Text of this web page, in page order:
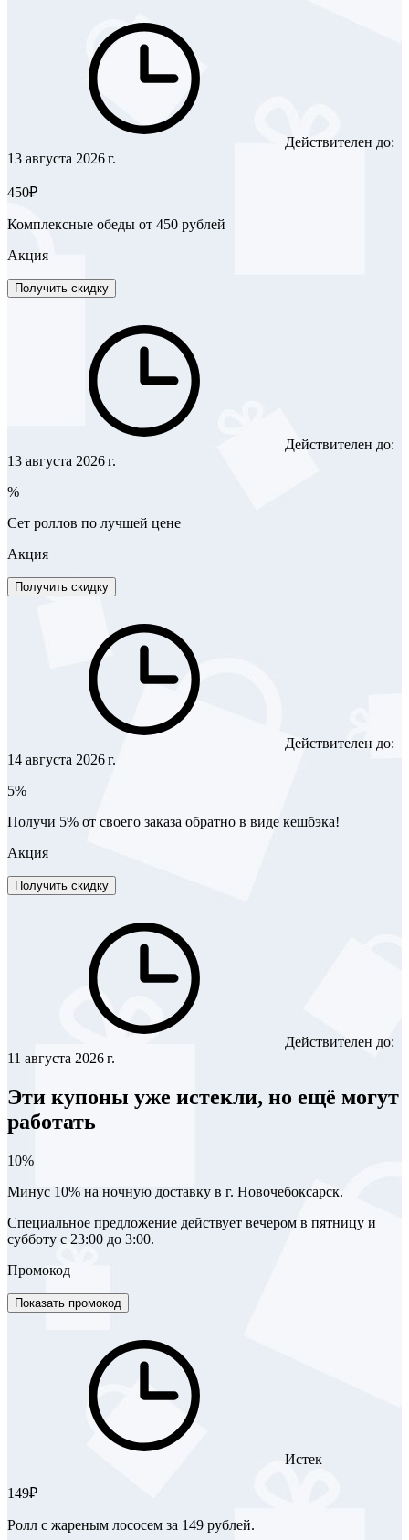
Действителен до:
13 августа 2026 г.
450₽
Комплексные обеды от 450 рублей
Акция
Получить скидку
Действителен до:
13 августа 2026 г.
%
Сет роллов по лучшей цене
Акция
Получить скидку
Действителен до:
14 августа 2026 г.
5%
Получи 5% от своего заказа обратно в виде кешбэка!
Акция
Получить скидку
Действителен до:
11 августа 2026 г.
Эти купоны уже истекли, но ещё могут
работать
10%
Минус 10% на ночную доставку в г. Новочебоксарск.
Специальное предложение действует вечером в пятницу и
субботу с 23:00 до 3:00.
Промокод
Показать промокод
Истек
149₽
Ролл с жареным лососем за 149 рублей.​